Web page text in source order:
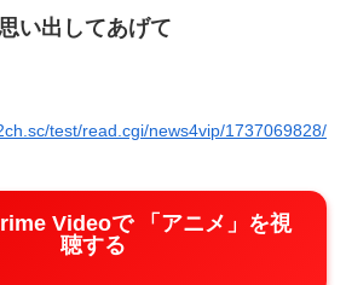
い出してあげて
test/read.cgi/news4vip/1737069828/
Videoで 「アニメ」を視
聴する